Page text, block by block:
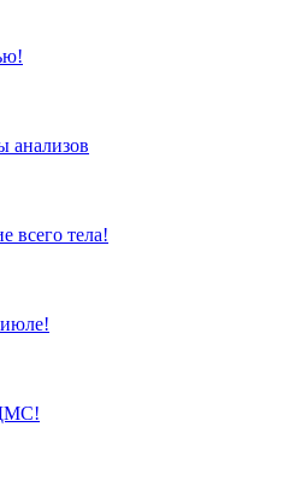
анализов
всего тела!